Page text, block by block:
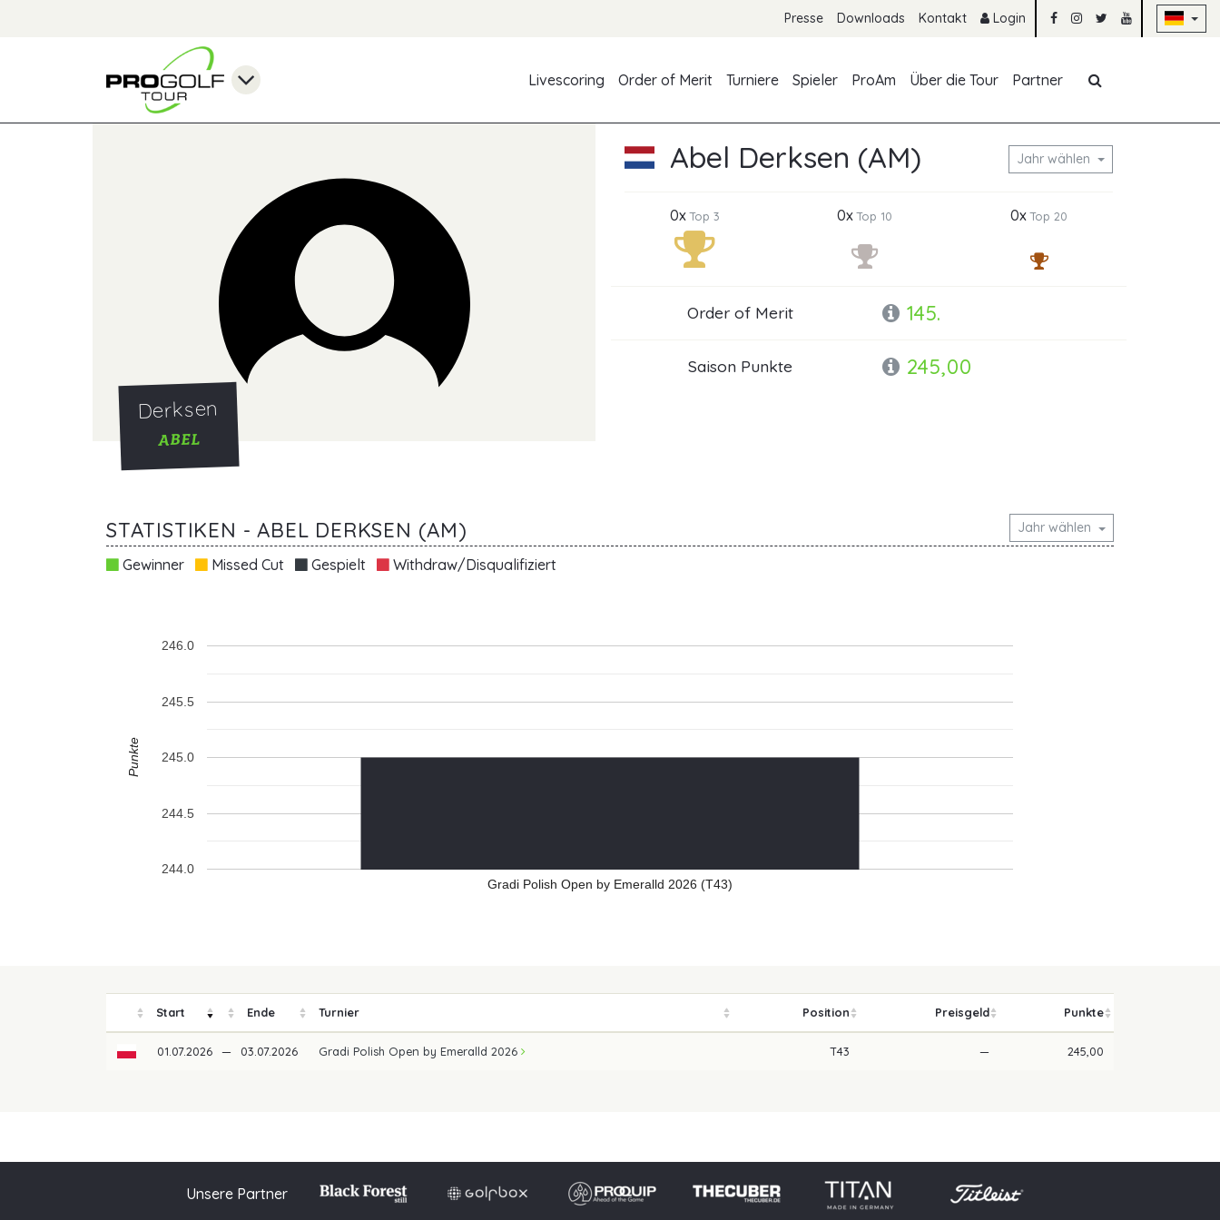
Presse Downloads Kontakt Login
Livescoring
Order of Merit Turniere Spieler ProAm Über die Tour Partner
Derksen
ABEL
Abel Derksen (AM) Jahr wählen
0xTop 3 0xTop 10 0xTop 20
Order of Merit 145.
Saison Punkte 245,00
STATISTIKEN - ABEL DERKSEN (AM) Jahr wählen
Gewinner Missed Cut Gespielt Withdraw/Disqualifiziert
Gradi Polish Open by Emeralld 2026 (T43)
244.0
244.5
245.0
245.5
246.0
Punkte
Start Ende Turnier Position Preisgeld Punkte
01.07.2026 — 03.07.2026 Gradi Polish Open by Emeralld 2026 T43 — 245,00
© 2026 PGAoG Impressum Datenschutz Presse Downloads Kontakt